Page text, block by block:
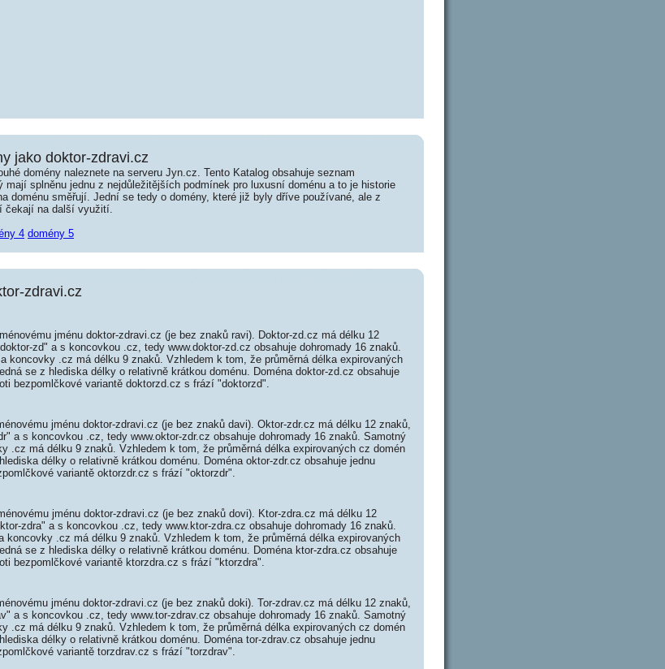
jako doktor-zdravi.cz
domény naleznete na serveru Jyn.cz. Tento Katalog obsahuje seznam
splněnu jednu z nejdůležitějších podmínek pro luxusní doménu a to je historie
doménu směřují. Jední se tedy o domény, které již byly dříve používané, ale z
čekají na další využití.
4 domény 5
zdravi.cz
jménu doktor-zdravi.cz (je bez znaků ravi). Doktor-zd.cz má délku 12
zd" a s koncovkou .cz, tedy www.doktor-zd.cz obsahuje dohromady 16 znaků.
koncovky .cz má délku 9 znaků. Vzhledem k tom, že průměrná délka expirovaných
se z hlediska délky o relativně krátkou doménu. Doména doktor-zd.cz obsahuje
bezpomlčkové variantě doktorzd.cz s frází "doktorzd".
jménu doktor-zdravi.cz (je bez znaků davi). Oktor-zdr.cz má délku 12 znaků,
a s koncovkou .cz, tedy www.oktor-zdr.cz obsahuje dohromady 16 znaků. Samotný
.cz má délku 9 znaků. Vzhledem k tom, že průměrná délka expirovaných cz domén
délky o relativně krátkou doménu. Doména oktor-zdr.cz obsahuje jednu
variantě oktorzdr.cz s frází "oktorzdr".
jménu doktor-zdravi.cz (je bez znaků dovi). Ktor-zdra.cz má délku 12
zdra" a s koncovkou .cz, tedy www.ktor-zdra.cz obsahuje dohromady 16 znaků.
koncovky .cz má délku 9 znaků. Vzhledem k tom, že průměrná délka expirovaných
se z hlediska délky o relativně krátkou doménu. Doména ktor-zdra.cz obsahuje
bezpomlčkové variantě ktorzdra.cz s frází "ktorzdra".
jménu doktor-zdravi.cz (je bez znaků doki). Tor-zdrav.cz má délku 12 znaků,
a s koncovkou .cz, tedy www.tor-zdrav.cz obsahuje dohromady 16 znaků. Samotný
.cz má délku 9 znaků. Vzhledem k tom, že průměrná délka expirovaných cz domén
délky o relativně krátkou doménu. Doména tor-zdrav.cz obsahuje jednu
variantě torzdrav.cz s frází "torzdrav".